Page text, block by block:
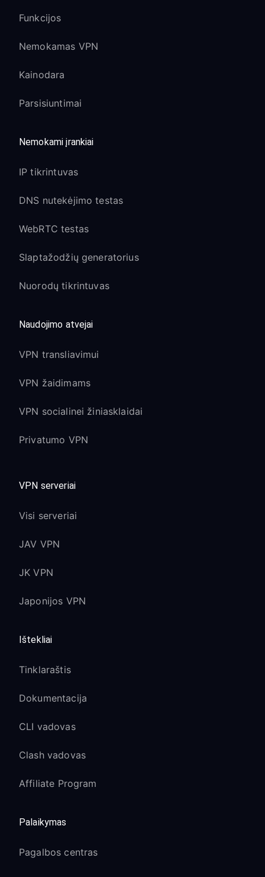
Funkcijos
Nemokamas VPN
Kainodara
Parsisiuntimai
Nemokami įrankiai
IP tikrintuvas
DNS nutekėjimo testas
WebRTC testas
Slaptažodžių generatorius
Nuorodų tikrintuvas
Naudojimo atvejai
VPN transliavimui
VPN žaidimams
VPN socialinei žiniasklaidai
Privatumo VPN
VPN serveriai
Visi serveriai
JAV VPN
JK VPN
Japonijos VPN
Ištekliai
Tinklaraštis
Dokumentacija
CLI vadovas
Clash vadovas
Affiliate Program
Palaikymas
Pagalbos centras